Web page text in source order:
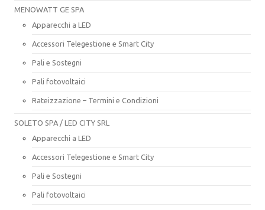
MENOWATT GE SPA
Apparecchi a LED
Accessori Telegestione e Smart City
Pali e Sostegni
Pali fotovoltaici
Rateizzazione – Termini e Condizioni
SOLETO SPA / LED CITY SRL
Apparecchi a LED
Accessori Telegestione e Smart City
Pali e Sostegni
Pali fotovoltaici